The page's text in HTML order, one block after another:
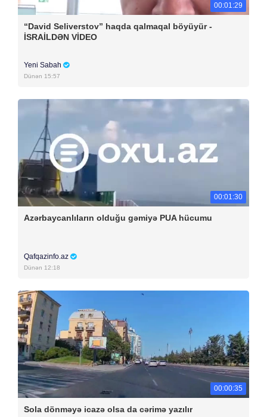
00:01:29
“David Seliverstov” haqda qalmaqal böyüyür -
İSRAİLDƏN VİDEO
Yeni Sabah
Dünən 15:57
00:01:30
Azərbaycanlıların olduğu gəmiyə PUA hücumu
Qafqazinfo.az
Dünən 12:18
00:00:35
Sola dönməyə icazə olsa da cərimə yazılır